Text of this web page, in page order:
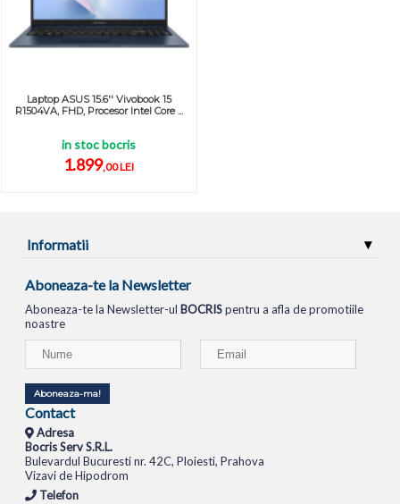
Laptop ASUS 15.6'' Vivobook 15
R1504VA, FHD, Procesor Intel Core ...
in stoc bocris
1.899,00 LEI
Informatii
Aboneaza-te la Newsletter
Aboneaza-te la Newsletter-ul BOCRISpentru a afla de promotiile
noastre
Aboneaza-ma!
Contact
Adresa
Bocris Serv S.R.L.
Bulevardul Bucuresti nr. 42C, Ploiesti, Prahova
Vizavi de Hipodrom
Telefon